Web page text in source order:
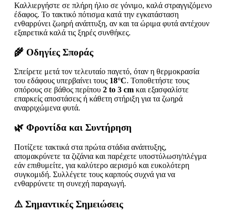
Καλλιεργήστε σε πλήρη ήλιο σε γόνιμο, καλά στραγγιζόμενο
έδαφος. Το τακτικό πότισμα κατά την εγκατάσταση
ενθαρρύνει ζωηρή ανάπτυξη, αν και τα ώριμα φυτά αντέχουν
εξαιρετικά καλά τις ξηρές συνθήκες.
🌾 Οδηγίες Σποράς
Σπείρετε μετά τον τελευταίο παγετό, όταν η θερμοκρασία
του εδάφους υπερβαίνει τους 18°C. Τοποθετήστε τους
σπόρους σε βάθος περίπου 2 to 3 cm και εξασφαλίστε
επαρκείς αποστάσεις ή κάθετη στήριξη για τα ζωηρά
αναρριχώμενα φυτά.
🌿 Φροντίδα και Συντήρηση
Ποτίζετε τακτικά στα πρώτα στάδια ανάπτυξης,
απομακρύνετε τα ζιζάνια και παρέχετε υποστύλωση/πλέγμα
εάν επιθυμείτε, για καλύτερο αερισμό και ευκολότερη
συγκομιδή. Συλλέγετε τους καρπούς συχνά για να
ενθαρρύνετε τη συνεχή παραγωγή.
⚠️ Σημαντικές Σημειώσεις